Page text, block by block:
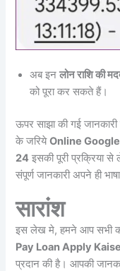
अब इनलोन राशि की
को पूरा कर सकते हैं।
ऊपर साझा की गई
के जरियेOnline
24 इसकी पूरी प्रक्रिया
संपूर्ण जानकारी अपने ही
सारांश
इस लेख मे, हमने आप सभी
Pay Loan Apply
प्रदान की है। आपकी